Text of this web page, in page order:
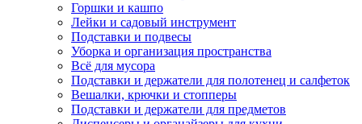
Горшки и кашпо
Лейки и садовый инструмент
Подставки и подвесы
Уборка и организация пространства
Всё для мусора
Подставки и держатели для полотенец и салфеток
Вешалки, крючки и стопперы
Подставки и держатели для предметов